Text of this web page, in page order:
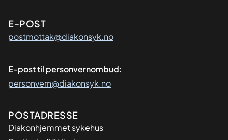
E-POST
postmottak@diakonsyk.no
E-post til personvernombud:
personvern@diakonsyk.no
Adresse
POSTADRESSE
Diakonhjemmet sykehus